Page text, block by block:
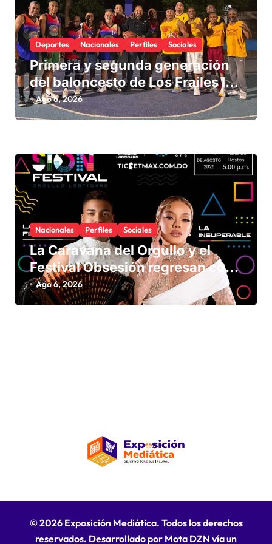
Deportes Nacionales Perfiles Sociales
Primera y segunda generación
del baloncesto de Los Frailes I
fortalecen la hermandad en
histórico reencuentro
Ago 6, 2026
Nacionales Perfiles Sociales
La Caravana del Orgullo y el
Festival Obsesión regresan con
La Insuperable y La Fiera Típica
Ago 6, 2026
© 2026 Exposición Mediática. Todos los derechos
reservados. Desarrollado por Mota DZN vía un